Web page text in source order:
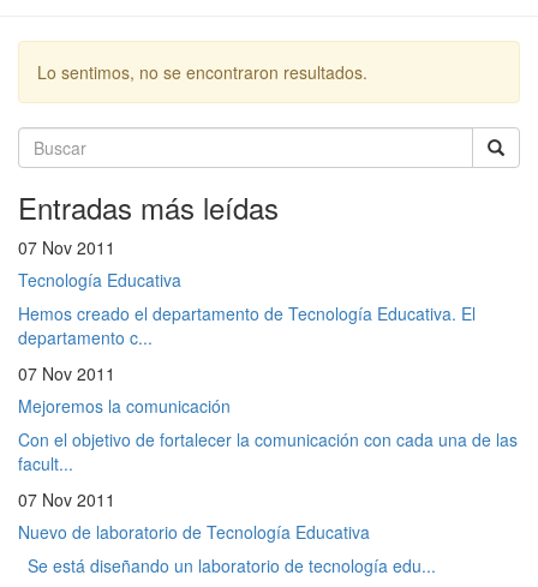
Lo sentimos, no se encontraron resultados.
Entradas más leídas
07 Nov 2011
Tecnología Educativa
Hemos creado el departamento de Tecnología Educativa. El
departamento c...
07 Nov 2011
Mejoremos la comunicación
Con el objetivo de fortalecer la comunicación con cada una de las
facult...
07 Nov 2011
Nuevo de laboratorio de Tecnología Educativa
Se está diseñando un laboratorio de tecnología edu...